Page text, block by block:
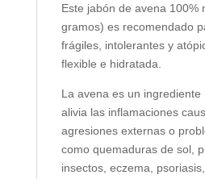
Este jabón de avena 100%
gramos) es recomendado
frágiles, intolerantes y
flexible e hidratada.
La avena es un ingrediente
alivia las inflamaciones
agresiones externas o
como quemaduras de sol,
insectos, eczema,